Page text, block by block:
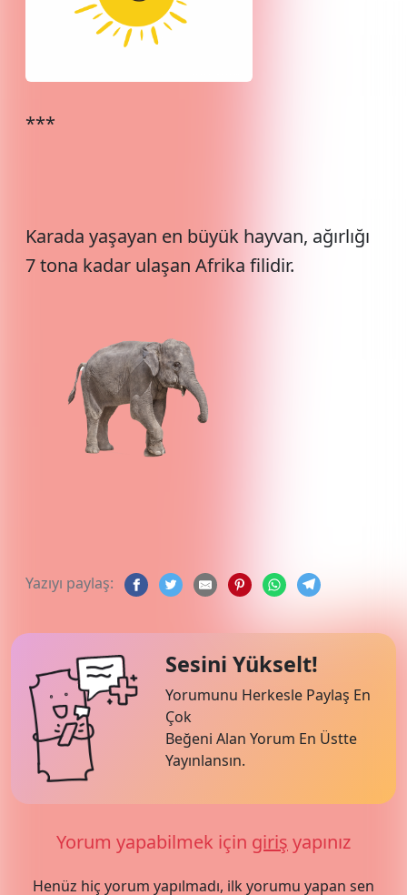
***
Karada yaşayan en büyük hayvan, ağırlığı
7 tona kadar ulaşan Afrika filidir.
Yazıyı paylaş:
Sesini Yükselt!
Yorumunu Herkesle Paylaş En
Çok
Beğeni Alan Yorum En Üstte
Yayınlansın.
Yorum yapabilmek için giriş yapınız
Henüz hiç yorum yapılmadı, ilk yorumu yapan sen